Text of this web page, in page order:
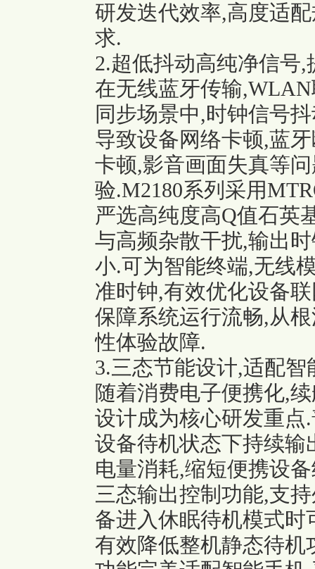
研发迭代效率,高度适
求.
2.超低抖动高纯净信号
在无线蓝牙传输
同步场景中,时钟信号
导致设备网络卡顿,蓝
卡顿,影音画面失真等
验.M2180系列采用
严选高纯度高Q值石英
与高频杂散干扰,输出
小.可为智能终端,无线
准时钟,有效优化设备
保障系统运行流畅,从
性体验故障.
3.三态节能设计,适配
随着消费电子便携化,
设计成为核心研发重
设备待机状态下持续
电量消耗,缩短便携设
三态输出控制功能,支
备进入休眠待机模式
有效降低整机静态待